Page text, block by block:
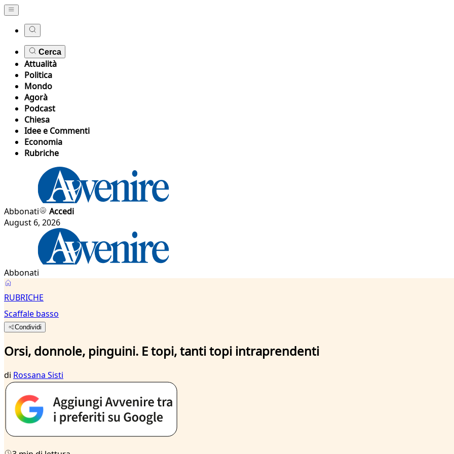
Cerca
Attualità
Politica
Mondo
Agorà
Podcast
Chiesa
Idee e Commenti
Economia
Rubriche
Abbonati
Accedi
August 6, 2026
Abbonati
RUBRICHE
Scaffale basso
Condividi
Orsi, donnole, pinguini. E topi, tanti topi intraprendenti
di Rossana Sisti